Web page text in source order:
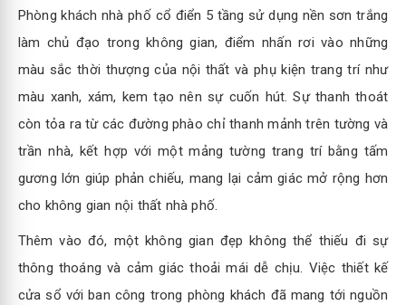
Phòng khách nhà phố cổ điển 5 tầng sử dụng nền sơn trắng
làm chủ đạo trong không gian, điểm nhấn rơi vào những
màu sắc thời thượng của nội thất và phụ kiện trang trí như
màu xanh, xám, kem tạo nên sự cuốn hút. Sự thanh thoát
còn tỏa ra từ các đường phào chỉ thanh mảnh trên tường và
trần nhà, kết hợp với một mảng tường trang trí bằng tấm
gương lớn giúp phản chiếu, mang lại cảm giác mở rộng hơn
cho không gian nội thất nhà phố.
Thêm vào đó, một không gian đẹp không thể thiếu đi sự
thông thoáng và cảm giác thoải mái dễ chịu. Việc thiết kế
cửa sổ với ban công trong phòng khách đã mang tới nguồn